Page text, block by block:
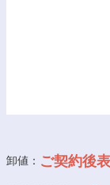
卸値： ご契約後